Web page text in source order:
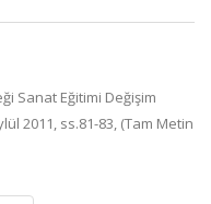
Sanat Eğitimi Değişim
2011, ss.81-83, (Tam Metin